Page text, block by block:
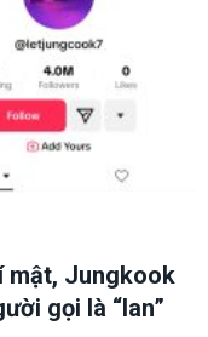
mật, Jungkook
gọi là “Ian”